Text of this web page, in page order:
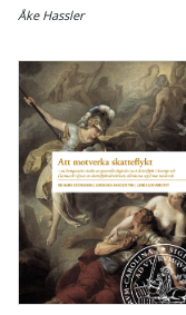
Åke Hassler